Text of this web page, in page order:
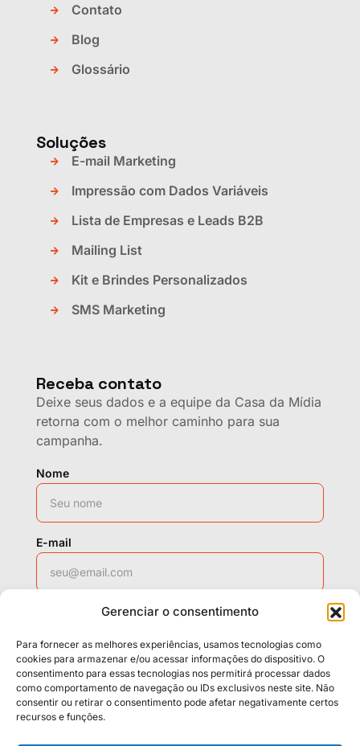
Gerenciar o consentimento
Para fornecer as melhores experiências, usamos tecnologias como
cookies para armazenar e/ou acessar informações do dispositivo. O
consentimento para essas tecnologias nos permitirá processar dados
como comportamento de navegação ou IDs exclusivos neste site. Não
consentir ou retirar o consentimento pode afetar negativamente certos
recursos e funções.
Contato
Blog
Glossário
Soluções
E-mail Marketing
Impressão com Dados Variáveis
Lista de Empresas e Leads B2B
Mailing List
Kit e Brindes Personalizados
SMS Marketing
Receba contato
Deixe seus dados e a equipe da Casa da Mídia
retorna com o melhor caminho para sua
campanha.
Nome
E-mail
Solicitar contato